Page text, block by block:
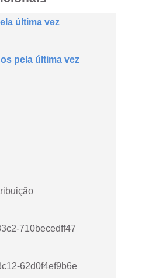
última vez
pela última vez
710becedff47
62d0f4ef9b6e